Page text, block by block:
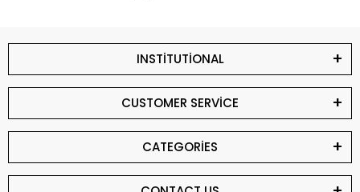
INSTİTUTİONAL
CUSTOMER SERVİCE
CATEGORİES